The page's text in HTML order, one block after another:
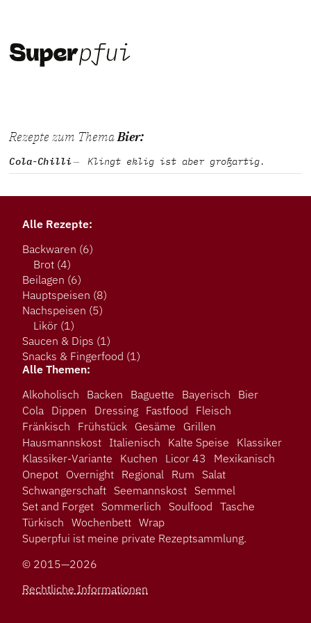
Rezepte zum ThemaBier:
Cola-Chilli Klingt eklig ist aber großartig.
Superpfui ist meine private Rezeptsammlung.
© 2015—2026
Rechtliche Informationen
Alle Themen:
Alkoholisch
Backen Baguette Bayerisch
Bier
Cola Dippen Dressing Fastfood
Fleisch
Fränkisch
Frühstück Gesäme
Grillen
Hausmannskost Italienisch Kalte Speise
Klassiker
Klassiker-Variante
Kuchen Licor 43
Mexikanisch
Onepot Overnight Regional Rum
Salat
Schwangerschaft Seemannskost Semmel
Set and Forget Sommerlich Soulfood Tasche
Türkisch Wochenbett Wrap
Alle Rezepte:
Backwaren (6)
Brot (4)
Beilagen (6)
Hauptspeisen (8)
Nachspeisen (5)
Likör (1)
Saucen & Dips (1)
Snacks & Fingerfood (1)